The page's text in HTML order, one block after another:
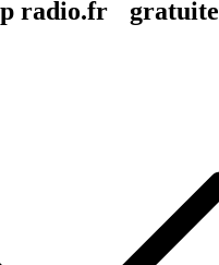
radio.fr gratuite